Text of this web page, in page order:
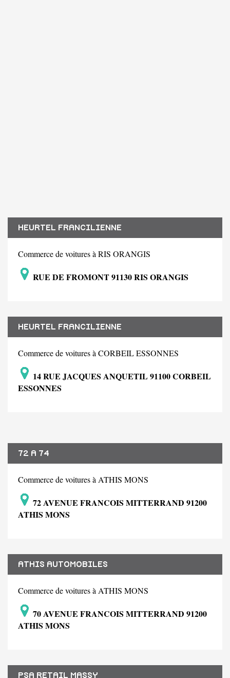
HEURTEL FRANCILIENNE
Commerce de voitures à RIS ORANGIS
RUE DE FROMONT 91130 RIS ORANGIS
HEURTEL FRANCILIENNE
Commerce de voitures à CORBEIL ESSONNES
14 RUE JACQUES ANQUETIL 91100 CORBEIL
ESSONNES
72 A 74
Commerce de voitures à ATHIS MONS
72 AVENUE FRANCOIS MITTERRAND 91200
ATHIS MONS
ATHIS AUTOMOBILES
Commerce de voitures à ATHIS MONS
70 AVENUE FRANCOIS MITTERRAND 91200
ATHIS MONS
PSA RETAIL MASSY